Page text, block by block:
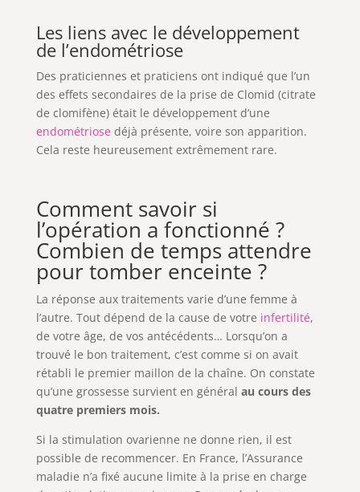
Les liens avec le développement
de l’endométriose
Des praticiennes et praticiens ont indiqué que l’un
des effets secondaires de la prise de Clomid (citrate
de clomifène) était le développement d’une
endométriose déjà présente, voire son apparition.
Cela reste heureusement extrêmement rare.
Comment savoir si
l’opération a fonctionné ?
Combien de temps attendre
pour tomber enceinte ?
La réponse aux traitements varie d’une femme à
l’autre. Tout dépend de la cause de votre infertilité,
de votre âge, de vos antécédents… Lorsqu’on a
trouvé le bon traitement, c’est comme si on avait
rétabli le premier maillon de la chaîne. On constate
qu’une grossesse survient en général au cours des
quatre premiers mois.
Si la stimulation ovarienne ne donne rien, il est
possible de recommencer. En France, l’Assurance
maladie n’a fixé aucune limite à la prise en charge